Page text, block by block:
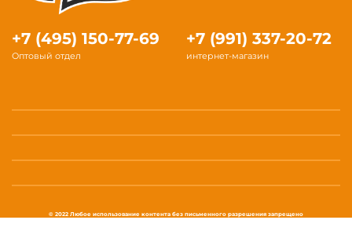
+7 (495) 150-77-69
Оптовый отдел
+7 (991) 337-20-72
интернет-магазин
© 2022 Любое использование контента без письменного разрешения запрещено